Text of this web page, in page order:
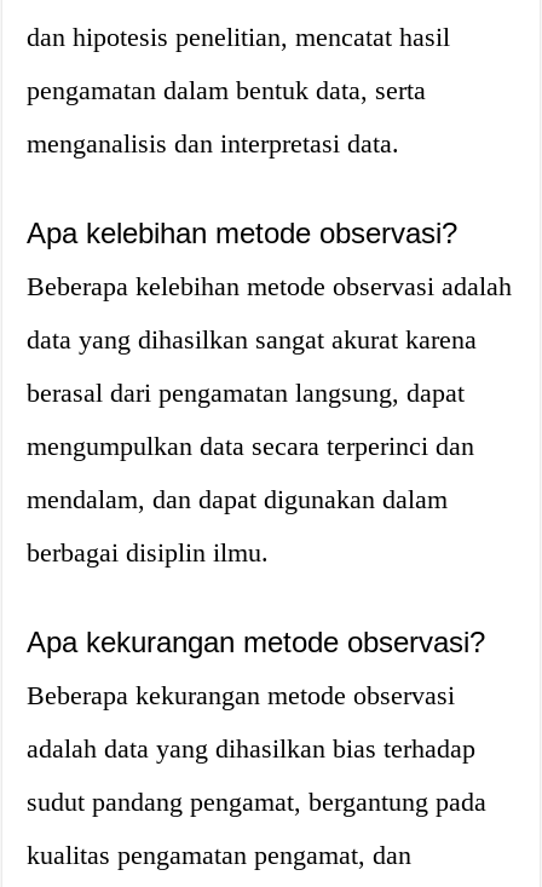
dan hipotesis penelitian, mencatat hasil
pengamatan dalam bentuk data, serta
menganalisis dan interpretasi data.
Apa kelebihan metode observasi?
Beberapa kelebihan metode observasi adalah
data yang dihasilkan sangat akurat karena
berasal dari pengamatan langsung, dapat
mengumpulkan data secara terperinci dan
mendalam, dan dapat digunakan dalam
berbagai disiplin ilmu.
Apa kekurangan metode observasi?
Beberapa kekurangan metode observasi
adalah data yang dihasilkan bias terhadap
sudut pandang pengamat, bergantung pada
kualitas pengamatan pengamat, dan